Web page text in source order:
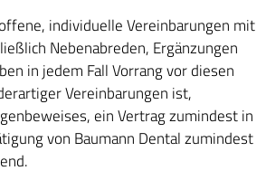
individuelle Vereinbarungen mit
Nebenabreden, Ergänzungen
in jedem Fall Vorrang vor diesen
Vereinbarungen ist,
ein Vertrag zumindest in
von Baumann Dental zumindest